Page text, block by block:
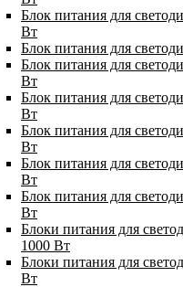
Блок питания для
Вт
Блок питания для
Блок питания для
Вт
Блок питания для
Вт
Блок питания для
Вт
Блок питания для
Вт
Блок питания для
Вт
Блоки питания для
1000 Вт
Блоки питания для
Вт